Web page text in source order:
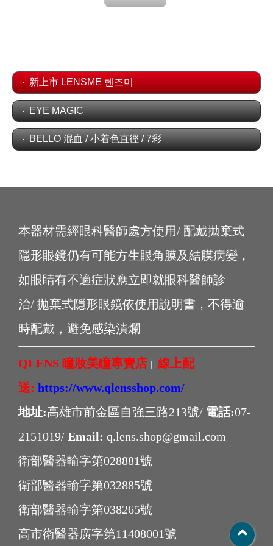
新上市 LENSME 렌즈미
EYE MAGIC
BELLO 混血 / 小着色直徑 / 7彩
本器材需經眼科醫師處方使用/ 配戴拋棄式
隱形眼鏡仍有可能方生眼角膜及結膜病變，
如眼睛有不適症狀應立即就眼科醫師診
治/ 拋棄式隱形眼鏡依使用說明書，不得逾
時配戴，避免感染潰爛
QLENS 瞳妝美瞳專賣店 | 線上配
送: https://www.qlensshop.com/
地址:高雄市前金區自強三路213號/ 電話:07-
2151019/ Email: q.lens.shop@gmail.com
衛部醫器輸字第028881號
衛部醫器輸字第032885號
衛部醫器輸字第038265號
高市衛醫器廣字第11408001號